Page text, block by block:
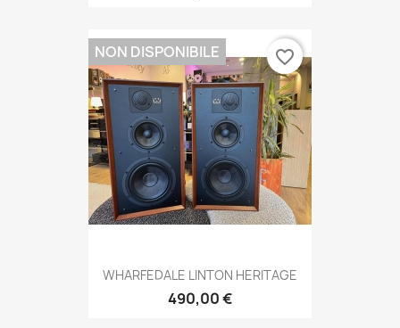
WHARFEDALE LINTON HERITAGE
490,00 €
NON DISPONIBILE favorite_border